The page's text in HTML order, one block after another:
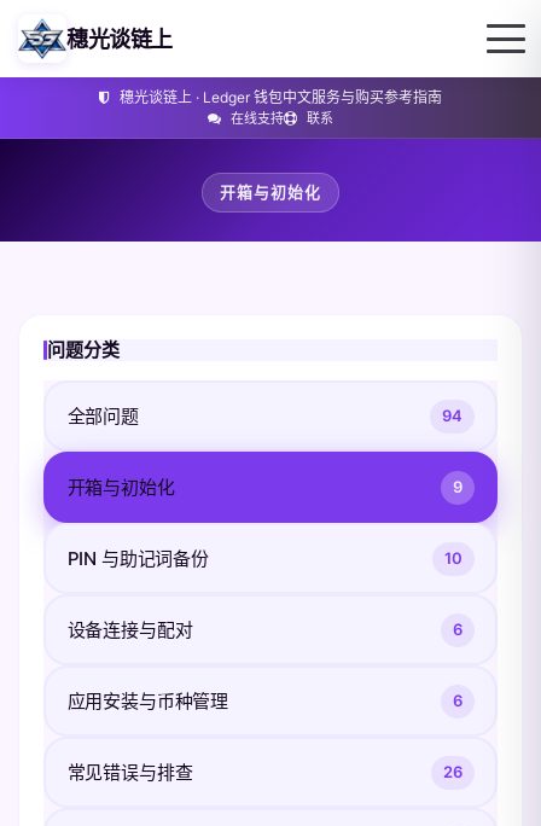
穗光谈链上 · Ledger 钱包中文服务与购买参考指南
在线支持 联系
穗光谈链上
开箱与初始化
问题分类
全部问题 94
开箱与初始化 9
PIN 与助记词备份 10
设备连接与配对 6
应用安装与币种管理 6
常见错误与排查 26